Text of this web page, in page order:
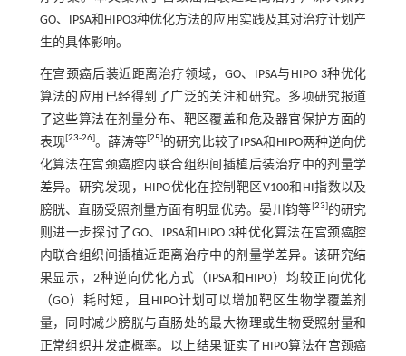
GO、IPSA和HIPO3种优化方法的应用实践及其对治疗计划产
生的具体影响。
在宫颈癌后装近距离治疗领域，GO、IPSA与HIPO 3种优化
算法的应用已经得到了广泛的关注和研究。多项研究报道
了这些算法在剂量分布、靶区覆盖和危及器官保护方面的
表现 23-26] 。薛涛等[ 25 的研究比较了IPSA和HIPO两种逆向优
化算法在宫颈癌腔内联合组织间插植后装治疗中的剂量学
差异。研究发现，HIPO优化在控制靶区V100和HI指数以及
膀胱、直肠受照剂量方面有明显优势。晏川钧等 23 的研究
则进一步探讨了GO、IPSA和HIPO 3种优化算法在宫颈癌腔
内联合组织间插植近距离治疗中的剂量学差异。该研究结
果显示，2种逆向优化方式（IPSA和HIPO）均较正向优化
（GO）耗时短，且HIPO计划可以增加靶区生物学覆盖剂
量，同时减少膀胱与直肠处的最大物理或生物受照射量和
正常组织并发症概率。以上结果证实了HIPO算法在宫颈癌